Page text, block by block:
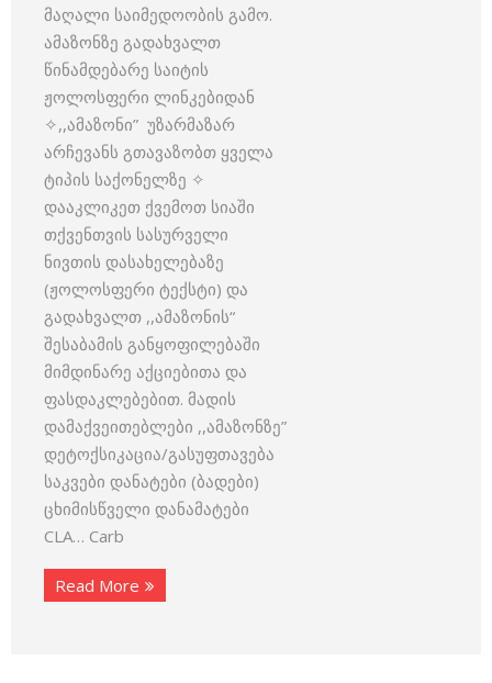
მაღალი საიმედოობის გამო.
ამაზონზე გადახვალთ
წინამდებარე საიტის
ჟოლოსფერი ლინკებიდან
✧,,ამაზონი” უზარმაზარ
არჩევანს გთავაზობთ ყველა
ტიპის საქონელზე ✧
დააკლიკეთ ქვემოთ სიაში
თქვენთვის სასურველი
ნივთის დასახელებაზე
(ჟოლოსფერი ტექსტი) და
გადახვალთ ,,ამაზონის“
შესაბამის განყოფილებაში
მიმდინარე აქციებითა და
ფასდაკლებებით. მადის
დამაქვეითებლები ,,ამაზონზე”
დეტოქსიკაცია/გასუფთავება
საკვები დანატები (ბადები)
ცხიმისწველი დანამატები
CLA… Carb
Read More